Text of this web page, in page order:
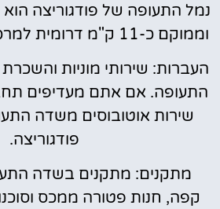
נמל התעופה של פודגוריצה הוא
וממוקם כ-11 ק"מ דרומית למרכז העיר פודגוריצה.
העברות: שירותי מוניות
התעופה. אם אתם מעדיפים
שירות אוטובוסים משדה
פודגוריצה.
מתקנים: מתקנים בשדה
קפה, חנות פטורה ממכס